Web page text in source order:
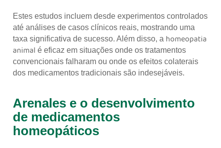
Estes estudos incluem desde experimentos controlados
até análises de casos clínicos reais, mostrando uma
taxa significativa de sucesso. Além disso, a homeopatia
animal é eficaz em situações onde os tratamentos
convencionais falharam ou onde os efeitos colaterais
dos medicamentos tradicionais são indesejáveis.
Arenales e o desenvolvimento
de medicamentos
homeopáticos